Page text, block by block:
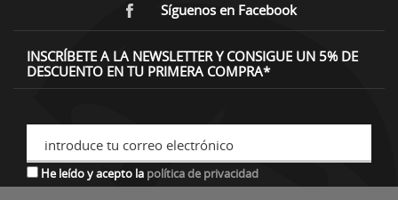
Síguenos en Facebook
INSCRÍBETE A LA NEWSLETTER Y CONSIGUE UN 5% DE
DESCUENTO EN TU PRIMERA COMPRA*
introduce tu correo electrónico
He leído y acepto la política de privacidad